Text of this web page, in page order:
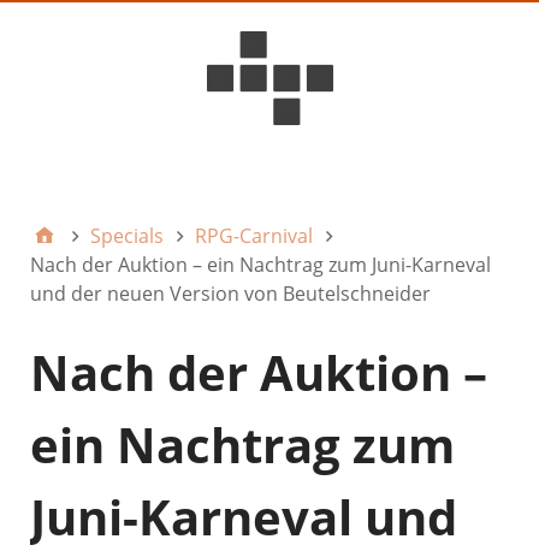
Specials
RPG-Carnival
Nach der Auktion – ein Nachtrag zum Juni-Karneval
und der neuen Version von Beutelschneider
Nach der Auktion –
ein Nachtrag zum
Juni-Karneval und